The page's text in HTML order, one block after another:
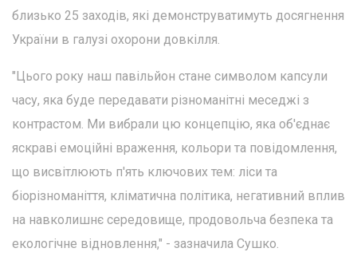
близько 25 заходів, які демонструватимуть досягнення
України в галузі охорони довкілля.
"Цього року наш павільйон стане символом капсули
часу, яка буде передавати різноманітні меседжі з
контрастом. Ми вибрали цю концепцію, яка об'єднає
яскраві емоційні враження, кольори та повідомлення,
що висвітлюють п'ять ключових тем: ліси та
біорізноманіття, кліматична політика, негативний вплив
на навколишнє середовище, продовольча безпека та
екологічне відновлення," - зазначила Сушко.